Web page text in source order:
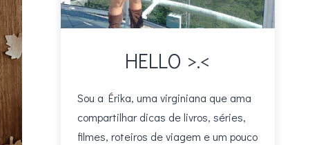
HELLO >.<
Sou a Érika, uma virginiana que ama
compartilhar dicas de livros, séries,
filmes, roteiros de viagem e um pouco